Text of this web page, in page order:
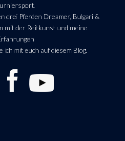
drei Pferden Dreamer, Bulgari &
mit der Reitkunst und meine
mit euch auf diesem Blog.